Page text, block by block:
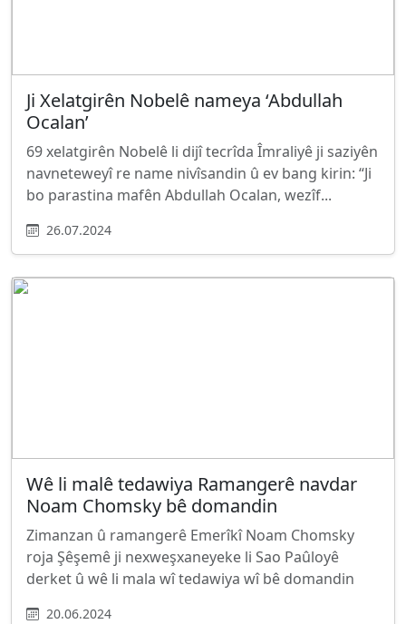
Ji Xelatgirên Nobelê nameya ‘Abdullah
Ocalan’
69 xelatgirên Nobelê li dijî tecrîda Îmraliyê ji saziyên
navneteweyî re name nivîsandin û ev bang kirin: “Ji
bo parastina mafên Abdullah Ocalan, wezîf...
26.07.2024
Wê li malê tedawiya Ramangerê navdar
Noam Chomsky bê domandin
Zimanzan û ramangerê Emerîkî Noam Chomsky
roja Şêşemê ji nexweşxaneyeke li Sao Paûloyê
derket û wê li mala wî tedawiya wî bê domandin
20.06.2024